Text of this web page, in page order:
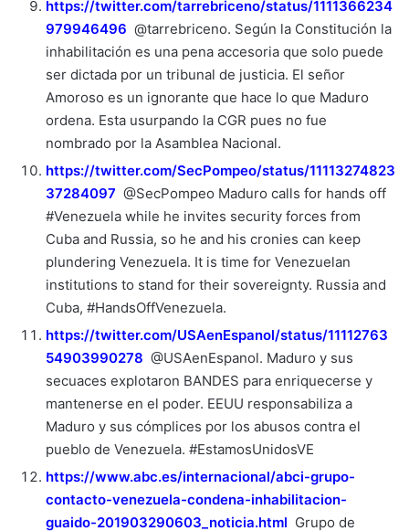
https://twitter.com/tarrebriceno/status/1111366234
979946496 @tarrebriceno. Según la Constitución la
inhabilitación es una pena accesoria que solo puede
ser dictada por un tribunal de justicia. El señor
Amoroso es un ignorante que hace lo que Maduro
ordena. Esta usurpando la CGR pues no fue
nombrado por la Asamblea Nacional.
https://twitter.com/SecPompeo/status/11113274823
37284097 @SecPompeo Maduro calls for hands off
#Venezuela while he invites security forces from
Cuba and Russia, so he and his cronies can keep
plundering Venezuela. It is time for Venezuelan
institutions to stand for their sovereignty. Russia and
Cuba, #HandsOffVenezuela.
https://twitter.com/USAenEspanol/status/11112763
54903990278 @USAenEspanol. Maduro y sus
secuaces explotaron BANDES para enriquecerse y
mantenerse en el poder. EEUU responsabiliza a
Maduro y sus cómplices por los abusos contra el
pueblo de Venezuela. #EstamosUnidosVE
https://www.abc.es/internacional/abci-grupo-
contacto-venezuela-condena-inhabilitacion-
guaido-201903290603_noticia.html Grupo de